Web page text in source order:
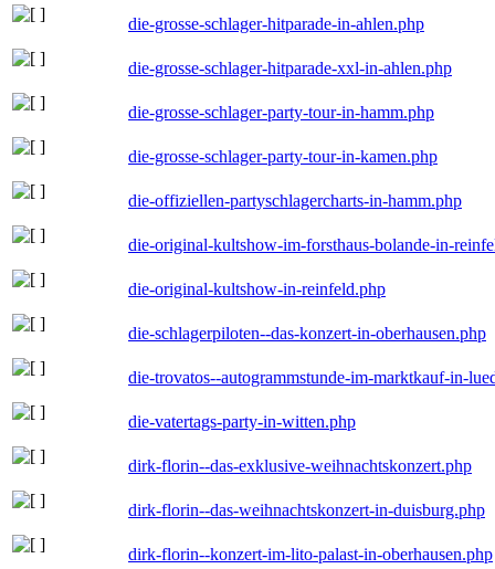
die-grosse-schlager-hitparade-in-ahlen.php
die-grosse-schlager-hitparade-xxl-in-ahlen.php
die-grosse-schlager-party-tour-in-hamm.php
die-grosse-schlager-party-tour-in-kamen.php
die-offiziellen-partyschlagercharts-in-hamm.php
die-original-kultshow-im-forsthaus-bolande-in-
die-original-kultshow-in-reinfeld.php
die-schlagerpiloten--das-konzert-in-oberhausen.php
die-trovatos--autogrammstunde-im-marktkauf-in-
die-vatertags-party-in-witten.php
dirk-florin--das-exklusive-weihnachtskonzert.php
dirk-florin--das-weihnachtskonzert-in-duisburg.php
dirk-florin--konzert-im-lito-palast-in-oberhausen.php